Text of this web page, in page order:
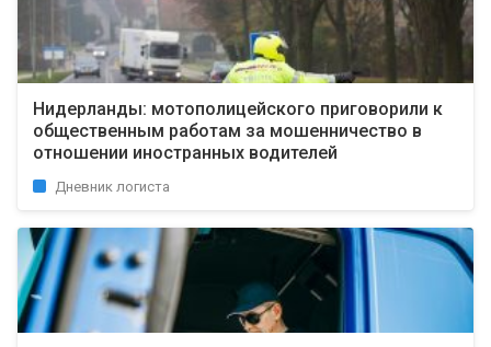
Нидерланды: мотополицейского приговорили к
общественным работам за мошенничество в
отношении иностранных водителей
Дневник логиста